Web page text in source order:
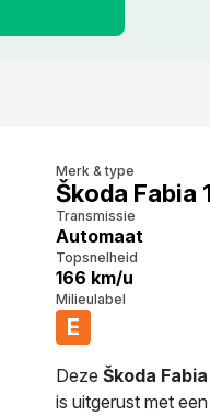
Merk & type
Škoda Fabia
Transmissie
Automaat
Topsnelheid
166 km/u
Milieulabel
E
Deze Škoda Fabia
is uitgerust met